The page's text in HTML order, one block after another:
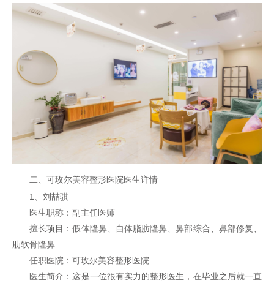
二、可玫尔美容整形医院医生详情
1、刘喆骐
医生职称：副主任医师
擅长项目：假体隆鼻、自体脂肪隆鼻、鼻部综合、鼻部修复、
肋软骨隆鼻
任职医院：可玫尔美容整形医院
医生简介：这是一位很有实力的整形医生，在毕业之后就一直